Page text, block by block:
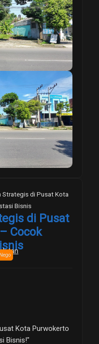
Strategis di Pusat Kota
Bisnis
di Pusat
Cocok
Nego
Kota Purwokerto
Bisnis!"